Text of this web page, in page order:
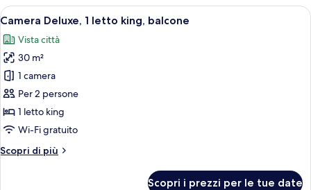
letto
vista
mare
Apri
tutte
le
foto
per
Camera
Deluxe,
1
king,
Un soggiorno moderno con un
6
Camera Deluxe, 1 letto king, balcone
Vista città
30 m²
1 camera
Per 2 persone
1 letto king
Wi-Fi gratuito
Scopri di più
Altri
Scopri i prezzi per le tue date